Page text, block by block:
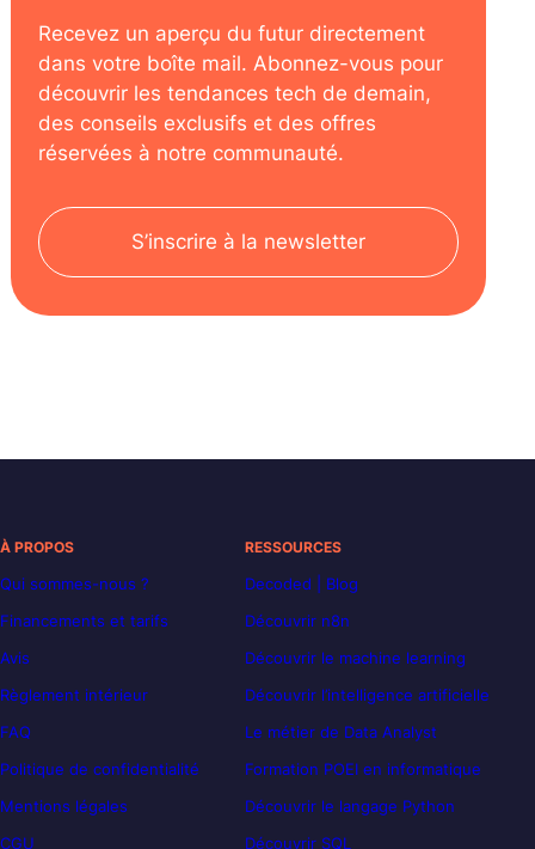
Recevez un aperçu du futur directement
dans votre boîte mail. Abonnez-vous pour
découvrir les tendances tech de demain,
des conseils exclusifs et des offres
réservées à notre communauté.
S’inscrire à la newsletter
À PROPOS
Qui sommes-nous ?
Financements et tarifs
Avis
Règlement intérieur
FAQ
Politique de confidentialité
Mentions légales
CGU
RESSOURCES
Decoded | Blog
Découvrir n8n
Découvrir le machine learning
Découvrir l’intelligence artificielle
Le métier de Data Analyst
Formation POEI en informatique
Découvrir le langage Python
Découvrir SQL